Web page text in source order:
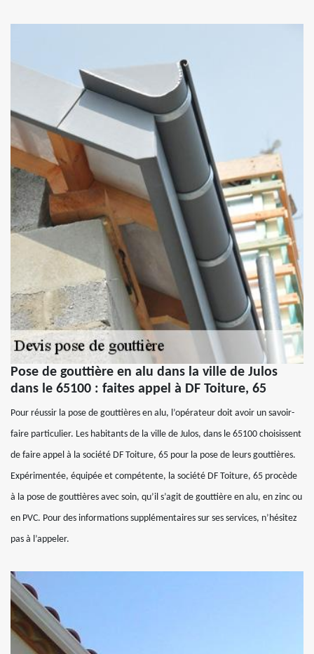
Pose de gouttière en alu dans la ville de Julos
dans le 65100 : faites appel à DF Toiture, 65
Pour réussir la pose de gouttières en alu, l’opérateur doit avoir un savoir-
faire particulier. Les habitants de la ville de Julos, dans le 65100 choisissent
de faire appel à la société DF Toiture, 65 pour la pose de leurs gouttières.
Expérimentée, équipée et compétente, la société DF Toiture, 65 procède
à la pose de gouttières avec soin, qu’il s’agit de gouttière en alu, en zinc ou
en PVC. Pour des informations supplémentaires sur ses services, n’hésitez
pas à l’appeler.